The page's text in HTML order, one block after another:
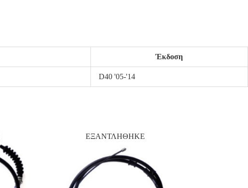
Έκδοση
D40 '05-'14
ΕΞΑΝΤΛΗΘΗΚΕ